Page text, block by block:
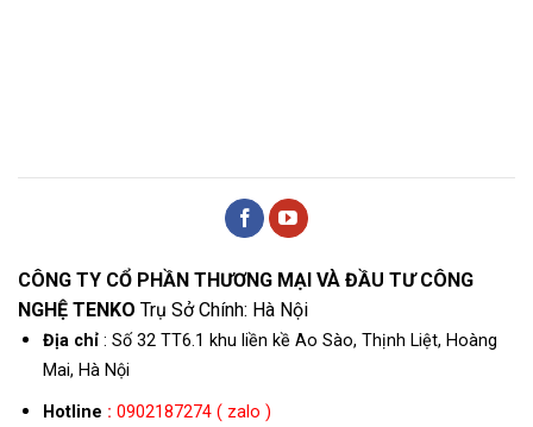
CÔNG TY CỔ PHẦN THƯƠNG MẠI VÀ ĐẦU TƯ CÔNG
NGHỆ TENKO Trụ Sở Chính: Hà Nội
Địa chỉ: Số 32 TT6.1 khu liền kề Ao Sào, Thịnh Liệt, Hoàng
Mai, Hà Nội
Hotline : 0902187274 ( zalo )